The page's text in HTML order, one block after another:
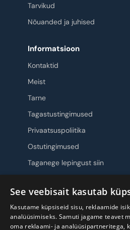
Tarvikud
Nõuanded ja juhised
Informatsioon
Kontaktid
Meist
Tarne
Tagastustingimused
Privaatsuspoliitika
Ostutingimused
Taganege lepingust siin
Jälgi meid
See veebisait kasutab
Kasutame küpsiseid sisu, reklaamide
analüüsimiseks. Samuti jagame teavet
oma reklaami- ja analüüsipartneritega,